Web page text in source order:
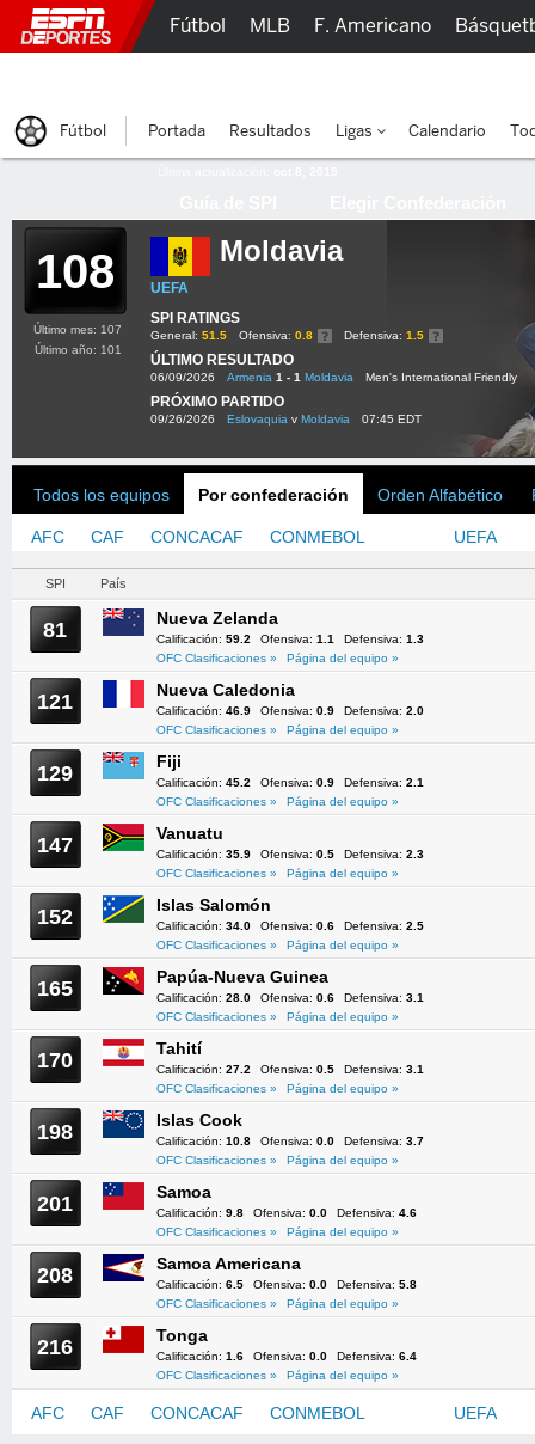
108 Moldavia
UEFA
SPI RATINGS
General: 51.5 Ofensiva: 0.8 Defensiva: 1.5
ÚLTIMO RESULTADO
06/09/2026 Armenia 1 - 1 Moldavia Men's International Friendly
PRÓXIMO PARTIDO
09/26/2026 Eslovaquia v Moldavia 07:45 EDT
Último mes: 107
Último año: 101
Todos los equipos Por confederación Orden Alfabético
AFC CAF CONCACAF CONMEBOL UEFA
SPI País
81 Nueva Zelanda
Calificación: 59.2 Ofensiva: 1.1 Defensiva: 1.3
OFC Clasificaciones »
Página del equipo »
121 Nueva Caledonia
Calificación: 46.9 Ofensiva: 0.9 Defensiva: 2.0
OFC Clasificaciones »
Página del equipo »
129 Fiji
Calificación: 45.2 Ofensiva: 0.9 Defensiva: 2.1
OFC Clasificaciones »
Página del equipo »
147 Vanuatu
Calificación: 35.9 Ofensiva: 0.5 Defensiva: 2.3
OFC Clasificaciones »
Página del equipo »
152 Islas Salomón
Calificación: 34.0 Ofensiva: 0.6 Defensiva: 2.5
OFC Clasificaciones »
Página del equipo »
165 Papúa-Nueva Guinea
Calificación: 28.0 Ofensiva: 0.6 Defensiva: 3.1
OFC Clasificaciones »
Página del equipo »
170 Tahití
Calificación: 27.2 Ofensiva: 0.5 Defensiva: 3.1
OFC Clasificaciones »
Página del equipo »
198 Islas Cook
Calificación: 10.8 Ofensiva: 0.0 Defensiva: 3.7
OFC Clasificaciones »
Página del equipo »
201 Samoa
Calificación: 9.8 Ofensiva: 0.0 Defensiva: 4.6
OFC Clasificaciones »
Página del equipo »
208 Samoa Americana
Calificación: 6.5 Ofensiva: 0.0 Defensiva: 5.8
OFC Clasificaciones »
Página del equipo »
216 Tonga
Calificación: 1.6 Ofensiva: 0.0 Defensiva: 6.4
OFC Clasificaciones »
Página del equipo »
AFC CAF CONCACAF CONMEBOL UEFA
Fútbol MLB F. Americano
Fútbol Portada Resultados Ligas Calendario